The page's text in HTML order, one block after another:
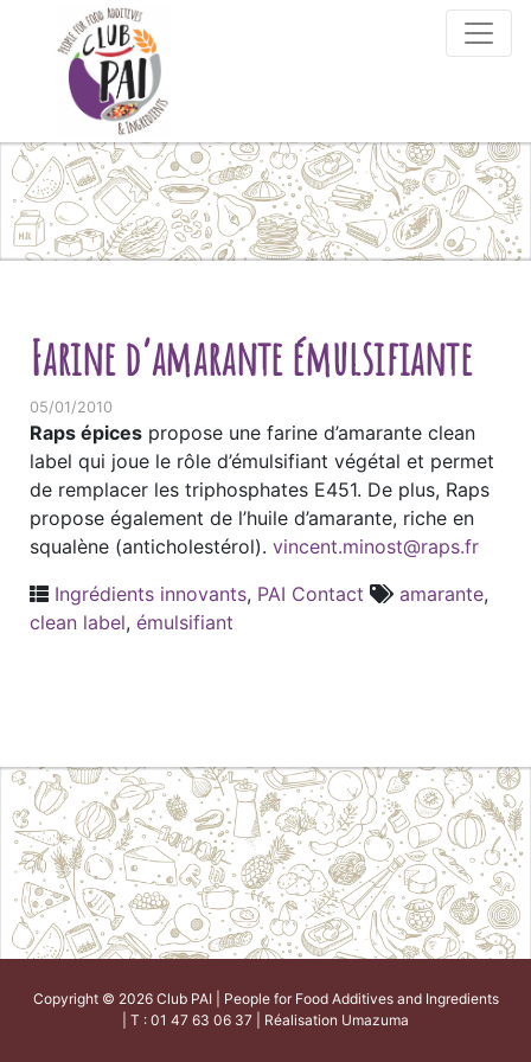
Skip to content
Farine d’amarante émulsifiante
05/01/2010
Raps épices propose une farine d’amarante clean
label qui joue le rôle d’émulsifiant végétal et permet
de remplacer les triphosphates E451. De plus, Raps
propose également de l’huile d’amarante, riche en
squalène (anticholestérol). vincent.minost@raps.fr
Ingrédients innovants, PAI Contact amarante,
clean label, émulsifiant
Copyright © 2026 Club PAI | People for Food Additives and Ingredients
| T : 01 47 63 06 37 | Réalisation Umazuma